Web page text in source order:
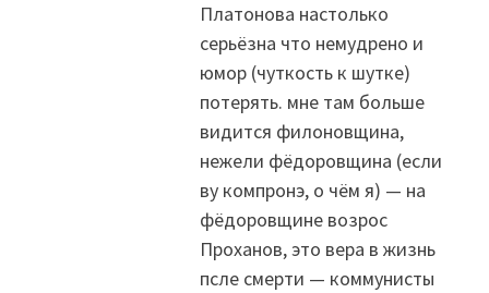
Платонова настолько
серьёзна что немудрено и
юмор (чуткость к шутке)
потерять. мне там больше
видится филоновщина,
нежели фёдоровщина (если
ву компронэ, о чём я) — на
фёдоровщине возрос
Проханов, это вера в жизнь
псле смерти — коммунисты